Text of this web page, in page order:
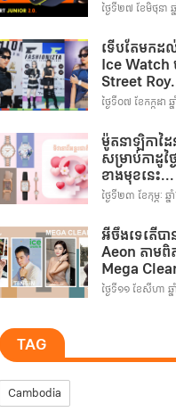
ថ្ងៃទី២៧ ខែមិថុនា
ទើបតែមកដ
Ice Watch ប
Street
ថ្ងៃទី០៧ ខែកក្កដា
ម៉ូតនាឡិកាដៃ
សម្រាប់កាដូថ្ង
ខាងមុខនេះ...
ថ្ងៃទី២៣ ខែកុម្ភៈ ឆ្
អីចឹងទេតើបា
Aeon តាមពិ
Mega
ថ្ងៃទី១១ ខែសីហា
TAG
Cambodia